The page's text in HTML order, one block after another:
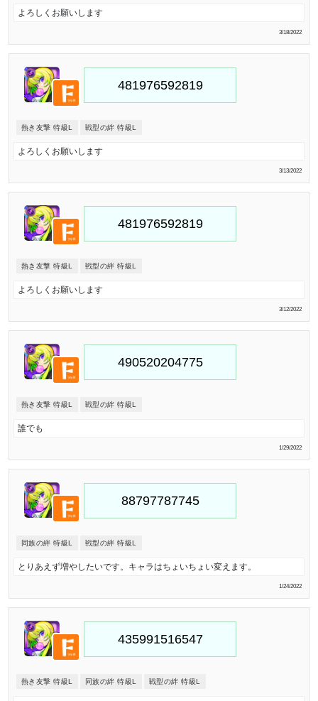
よろしくお願いします
3/18/2022
熱き友撃 特級L 戦型の絆 特級L
よろしくお願いします
3/13/2022
熱き友撃 特級L 戦型の絆 特級L
よろしくお願いします
3/12/2022
熱き友撃 特級L 戦型の絆 特級L
誰でも
1/29/2022
同族の絆 特級L 戦型の絆 特級L
とりあえず増やしたいです。キャラはちょいちょい変えます。
1/24/2022
熱き友撃 特級L 同族の絆 特級L 戦型の絆 特級L